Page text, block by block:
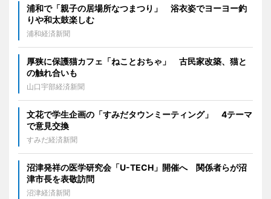
浦和で「親子の居場所なつまつり」 浴衣姿でヨーヨー釣
りや和太鼓楽しむ
浦和経済新聞
厚狭に保護猫カフェ「ねことおちゃ」 古民家改築、猫と
の触れ合いも
山口宇部経済新聞
文花で学生企画の「すみだタウンミーティング」 4テーマ
で意見交換
すみだ経済新聞
沼津発祥の医学研究会「U-TECH」開催へ 関係者らが沼
津市長を表敬訪問
沼津経済新聞